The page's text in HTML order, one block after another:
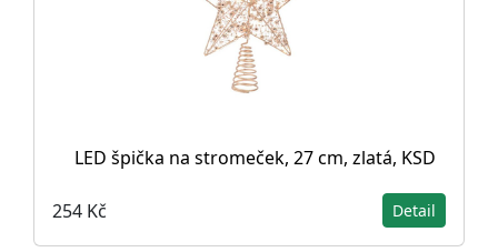
LED špička na stromeček, 27 cm, zlatá, KSD
254 Kč Detail